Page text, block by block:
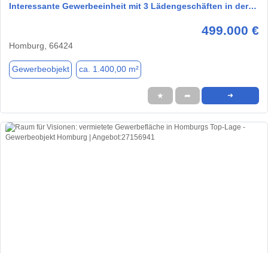
Interessante Gewerbeeinheit mit 3 Lädengeschäften in der…
499.000 €
Homburg, 66424
Gewerbeobjekt ca. 1.400,00 m²
★ ➦ ➜